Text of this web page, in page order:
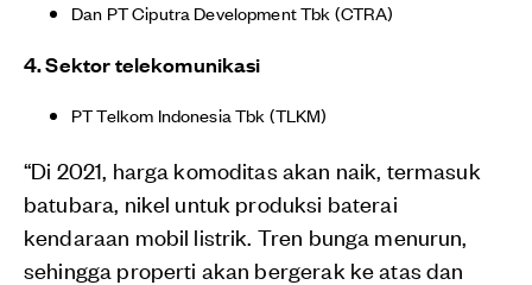
Dan PT Ciputra Development Tbk (CTRA)
4. Sektor telekomunikasi
PT Telkom Indonesia Tbk (TLKM)
“Di 2021, harga komoditas akan naik, termasuk
batubara, nikel untuk produksi baterai
kendaraan mobil listrik. Tren bunga menurun,
sehingga properti akan bergerak ke atas dan